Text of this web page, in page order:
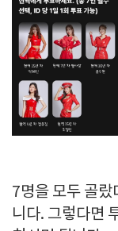
7명을 모두 골랐
니다. 그렇다면